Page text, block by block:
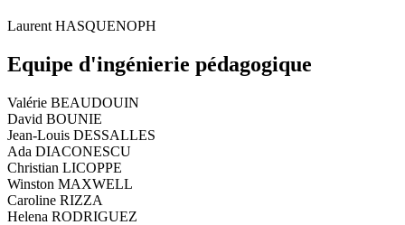
Laurent HASQUENOPH
Equipe d'ingénierie pédagogique
Valérie BEAUDOUIN
David BOUNIE
Jean-Louis DESSALLES
Ada DIACONESCU
Christian LICOPPE
Winston MAXWELL
Caroline RIZZA
Helena RODRIGUEZ